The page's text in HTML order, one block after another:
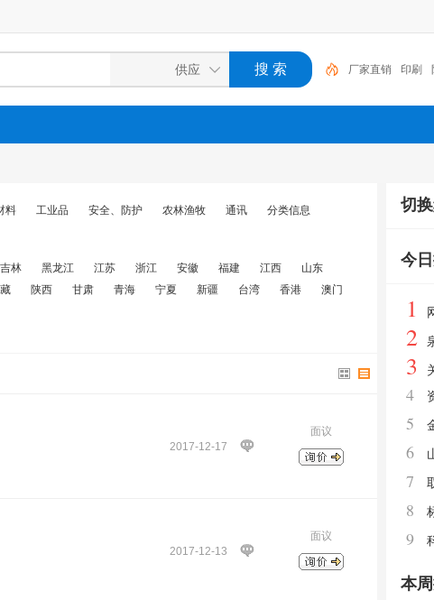
厂家直销 印刷
玖进出口 体验桌
料 工业品 安全、防护 农林渔牧 通讯
分类信息
吉林 黑龙江 江苏 浙江 安徽 福建 江西
山东
陕西 甘肃 青海 宁夏 新疆 台湾 香港 澳门
2017-12-17
面议
2017-12-13
面议
切
今
1
2
3
4
5
6
7
8
9
本